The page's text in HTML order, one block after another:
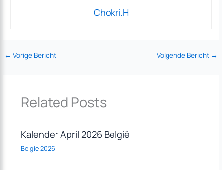
Chokri.H
← Vorige Bericht Volgende Bericht →
Related Posts
Kalender April 2026 België
Belgie 2026